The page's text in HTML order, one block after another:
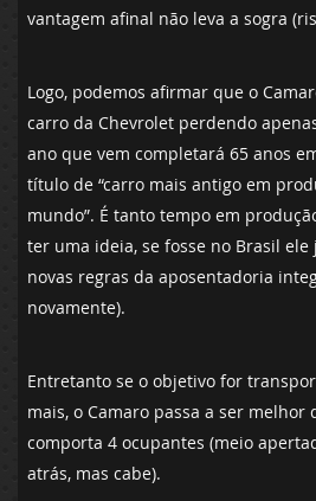
vantagem afinal não leva a sogra
Logo, podemos afirmar que o
carro da Chevrolet perdendo
ano que vem completará 65 anos
título de “carro mais antigo em
mundo”. É tanto tempo em
ter uma ideia, se fosse no Brasil
novas regras da aposentadoria
novamente).
Entretanto se o objetivo for
mais, o Camaro passa a ser melhor
comporta 4 ocupantes (meio
atrás, mas cabe).